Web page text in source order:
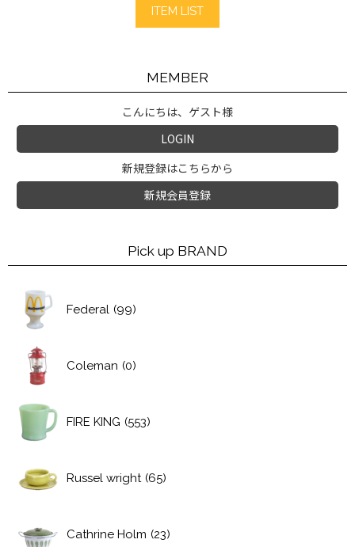
ITEM LIST
MEMBER
こんにちは、ゲスト様
LOGIN
新規登録はこちらから
新規会員登録
Pick up BRAND
Federal (99)
Coleman (0)
FIRE KING (553)
Russel wright (65)
Cathrine Holm (23)